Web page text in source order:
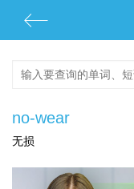
no-wear
无损